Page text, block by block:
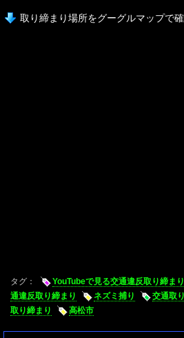
取り締まり場所をグーグルマップで
タグ： YouTubeで見る交通違反取り締まり
通違反取り締まり
ネズミ捕り 交通取
取り締まり
高松市